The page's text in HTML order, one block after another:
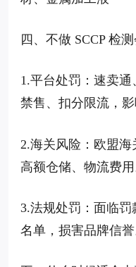
四、不做 SCCP 检
1.平台处罚：速卖通
禁售、扣分限流，影
2.海关风险：欧盟
高额仓储、物流费用
3.法规处罚：面临
名单，损害品牌信誉